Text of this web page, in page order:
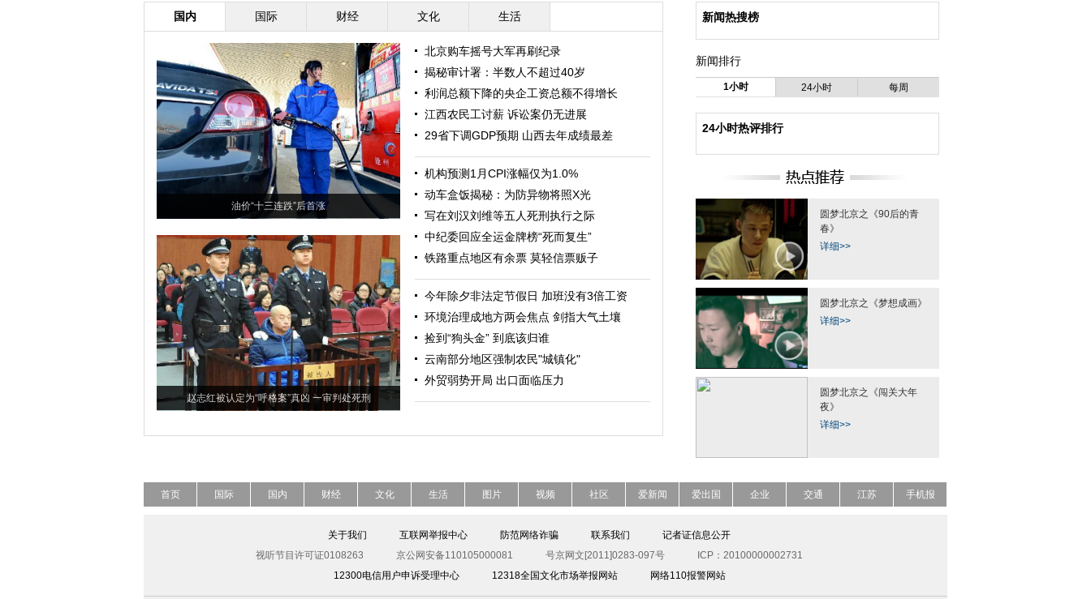
国内 国际 财经 文化 生活
油价“十三连跌”后首涨
赵志红被认定为“呼格案”真凶 一审判处死刑
北京购车摇号大军再刷纪录
揭秘审计署：半数人不超过40岁
利润总额下降的央企工资总额不得增长
江西农民工讨薪 诉讼案仍无进展
29省下调GDP预期 山西去年成绩最差
机构预测1月CPI涨幅仅为1.0%
动车盒饭揭秘：为防异物将照X光
写在刘汉刘维等五人死刑执行之际
中纪委回应全运金牌榜“死而复生”
铁路重点地区有余票 莫轻信票贩子
今年除夕非法定节假日 加班没有3倍工资
环境治理成地方两会焦点 剑指大气土壤
捡到“狗头金” 到底该归谁
云南部分地区强制农民"城镇化"
外贸弱势开局 出口面临压力
新闻热搜榜
新闻排行
1小时 24小时 每周
24小时热评排行
圆梦北京之《90后的青
春》
详细>>
圆梦北京之《梦想成画》
详细>>
圆梦北京之《闯关大年
夜》
详细>>
首页 国际 国内 财经 文化 生活 图片 视频 社区 爱新闻 爱出国 企业 交通 江苏 手机报
关于我们 互联网举报中心 防范网络诈骗 联系我们
记者证信息公开
视听节目许可证0108263
京公网安备110105000081 号京网文[2011]0283-097号
ICP：20100000002731
12300电信用户申诉受理中心
12318全国文化市场举报网站 网络110报警网站